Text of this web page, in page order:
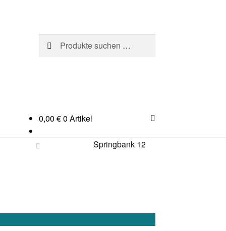
Suchen
nach:
Suchen
0,00 €0 Artikel
Springbank 12